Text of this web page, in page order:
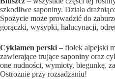
szkodliwe saponiny. Działa
Spożycie może prowadzić do
gorączki, wysypki, halucynacji,
Cyklamen perski – fiołek alpejski
zawierające trujące saponiny oraz
one nudności, wymioty, biegunkę,
Ostrożnie przy rozsadzaniu!